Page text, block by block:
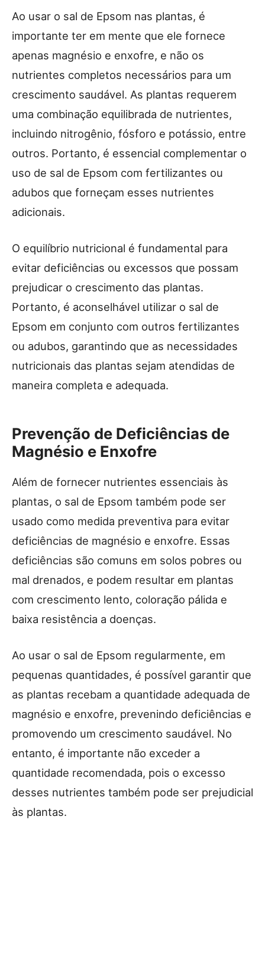
Ao usar o sal de Epsom nas plantas, é
importante ter em mente que ele fornece
apenas magnésio e enxofre, e não os
nutrientes completos necessários para um
crescimento saudável. As plantas requerem
uma combinação equilibrada de nutrientes,
incluindo nitrogênio, fósforo e potássio, entre
outros. Portanto, é essencial complementar o
uso de sal de Epsom com fertilizantes ou
adubos que forneçam esses nutrientes
adicionais.
O equilíbrio nutricional é fundamental para
evitar deficiências ou excessos que possam
prejudicar o crescimento das plantas.
Portanto, é aconselhável utilizar o sal de
Epsom em conjunto com outros fertilizantes
ou adubos, garantindo que as necessidades
nutricionais das plantas sejam atendidas de
maneira completa e adequada.
Prevenção de Deficiências de
Magnésio e Enxofre
Além de fornecer nutrientes essenciais às
plantas, o sal de Epsom também pode ser
usado como medida preventiva para evitar
deficiências de magnésio e enxofre. Essas
deficiências são comuns em solos pobres ou
mal drenados, e podem resultar em plantas
com crescimento lento, coloração pálida e
baixa resistência a doenças.
Ao usar o sal de Epsom regularmente, em
pequenas quantidades, é possível garantir que
as plantas recebam a quantidade adequada de
magnésio e enxofre, prevenindo deficiências e
promovendo um crescimento saudável. No
entanto, é importante não exceder a
quantidade recomendada, pois o excesso
desses nutrientes também pode ser prejudicial
às plantas.